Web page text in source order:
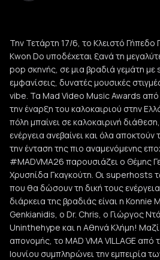
Την Τετάρτη 17/6, το Κλειστό
Kwon Do υποδέχεται ξανά τη
pop σκηνής, σε μια βραδιά γεμάτη με
εμφανίσεις, δυνατές μουσικές
vibe. Τα Mad Video Music Awards
την έναρξη του καλοκαιριού στην
πόλη μπαίνει σε καλοκαιρινή
ενέργεια ανεβαίνει και όλα
την ένταση της πιο αναμενόμενης
#MADVMA26 παρουσιάζει ο Θέμης
Χρυσηίδα Γκαγκούτη. Οι superhosts
που θα δώσουν τη δική τους ενέργεια
διάρκεια της βραδιάς είναι η Konnie
Genkianidis, ο Dr. Chris, ο Γιώργος
Uninthehype και η Αθηνά Κλήμη! Μαζί
απονομής, το MAD VMA VILLAGE από
Ιουνίου συμπληρώνει την εμπειρία